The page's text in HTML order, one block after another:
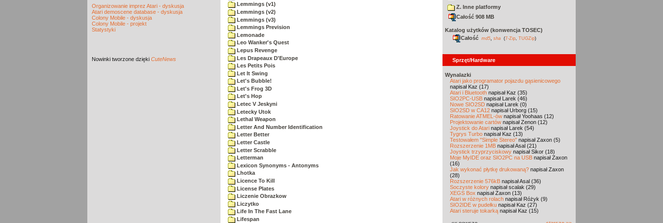
Organizowanie imprez Atari - dyskusja
Atari demoscene database - dyskusja
Colony Mobile - dyskusja
Colony Mobile - projekt
Statystyki
Nowinki tworzone dzięki CuteNews
Lemmings (v1)
Lemmings (v2)
Lemmings (v3)
Lemmings Prevision
Lemonade
Leo Wanker's Quest
Lepus Revenge
Les Drapeaux D'Europe
Les Petits Pois
Let It Swing
Let's Bubble!
Let's Frog 3D
Let's Hop
Letec V Jeskyni
Letecky Utok
Lethal Weapon
Letter And Number Identification
Letter Better
Letter Castle
Letter Scrabble
Letterman
Lexicon Synonyms - Antonyms
Lhotka
Licence To Kill
License Plates
Liczenie Obrazkow
Liczytko
Life In The Fast Lane
Lifespan
Z. Inne platformy
Całość 908 MB
Katalog użytków (konwencja TOSEC)
Całość md5 sha (7-Zip TUGZip)
Sprzęt/Hardware
Wynalazki
Atari jako programator pojazdu gąsienicowego
napisał Kaz (17)
Atari i Bluetooth napisał Kaz (35)
SIO2PC-USB napisał Larek (46)
Nowe SIO2SD napisał Larek (0)
SIO2SD w CA12 napisał Urborg (15)
Ratowanie ATMEL-ów napisał Yoohaas (12)
Projektowanie cartów napisał Zenon (12)
Joystick do Atari napisał Larek (54)
Tygrys Turbo napisał Kaz (13)
Testowałem "Simple Stereo" napisał Zaxon (5)
Rozszerzenie 1MB napisał Asal (21)
Joystick trzyprzyciskowy napisał Sikor (18)
Moje MyIDE oraz SIO2PC na USB napisał Zaxon
(16)
Jak wykonać płytkę drukowaną? napisał Zaxon
(28)
Rozszerzenie 576kB napisał Asal (36)
Soczyste kolory napisał scalak (29)
XEGS Box napisał Zaxon (13)
Atari w różnych rolach napisał Różyk (9)
SIO2IDE w pudełku napisał Kaz (27)
Atari steruje tokarką napisał Kaz (15)